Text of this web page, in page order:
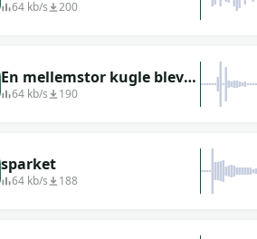
64 kb/s 200
En mellemstor kugle blev
placeret på bunden af
64 kb/s 190
sparket
64 kb/s 188